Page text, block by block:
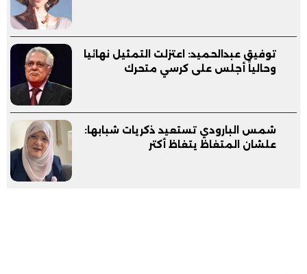
توفيق عبدالحميد: اعتزلت التمثيل نهائيا
وحالياً أجلس على كرسي متحرك
شمس البارودي تستعيد ذكريات شبابها:
علشان المتغاظ يتغاظ أكتر